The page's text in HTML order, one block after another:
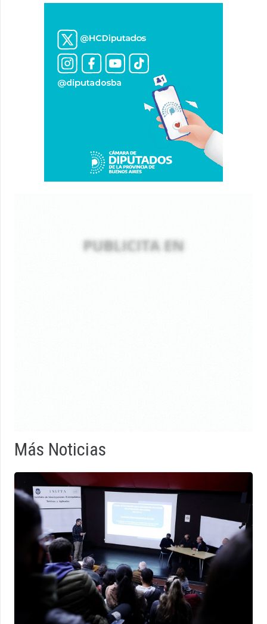
Más Noticias